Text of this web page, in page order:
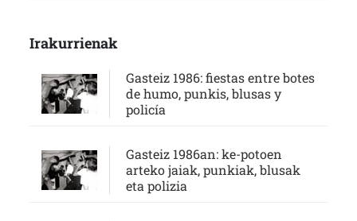
Irakurrienak
Gasteiz 1986: fiestas entre botes
de humo, punkis, blusas y
policía
Gasteiz 1986an: ke-potoen
arteko jaiak, punkiak, blusak
eta polizia